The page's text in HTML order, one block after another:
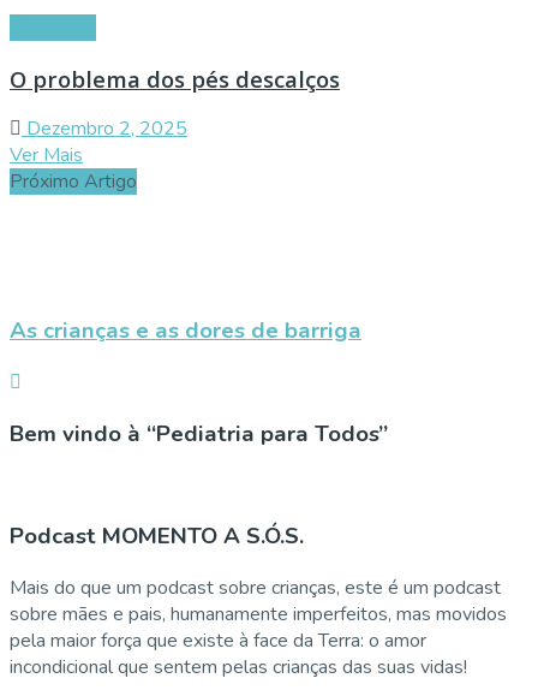
O problema dos pés descalços
Dezembro 2, 2025
Ver Mais
Próximo Artigo
As crianças e as dores de barriga
Bem vindo à “Pediatria para Todos”
Podcast MOMENTO A S.Ó.S.
Mais do que um podcast sobre crianças, este é um podcast
sobre mães e pais, humanamente imperfeitos, mas movidos
pela maior força que existe à face da Terra: o amor
incondicional que sentem pelas crianças das suas vidas!